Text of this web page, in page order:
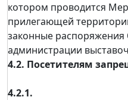
котором проводится
прилегающей
законные распоряжения
администрации
4.2. Посетителям
4.2.1.